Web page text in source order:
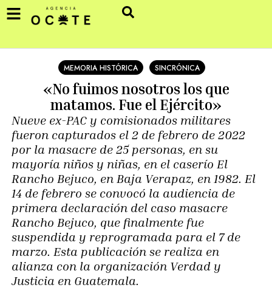
MEMORIA HISTÓRICA SINCRÓNICA
«No fuimos nosotros los que
matamos. Fue el Ejército»
Nueve ex-PAC y comisionados militares
fueron capturados el 2 de febrero de 2022
por la masacre de 25 personas, en su
mayoría niños y niñas, en el caserío El
Rancho Bejuco, en Baja Verapaz, en 1982. El
14 de febrero se convocó la audiencia de
primera declaración del caso masacre
Rancho Bejuco, que finalmente fue
suspendida y reprogramada para el 7 de
marzo. Esta publicación se realiza en
alianza con la organización Verdad y
Justicia en Guatemala.